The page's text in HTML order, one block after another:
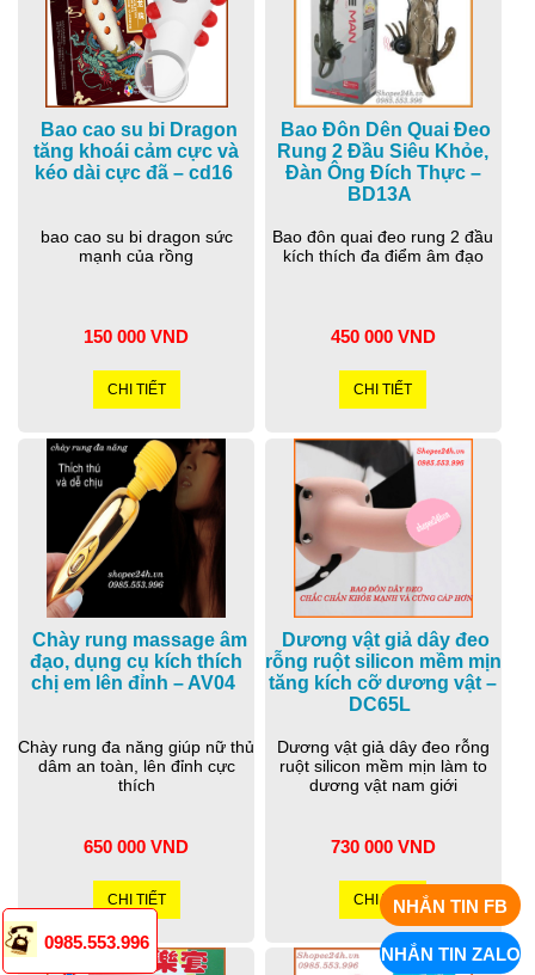
Bao cao su bi Dragon
tăng khoái cảm cực và
kéo dài cực đã – cd16
bao cao su bi dragon sức
mạnh của rồng
150 000 VND
CHI TIẾT
Bao Đôn Dên Quai Đeo
Rung 2 Đầu Siêu Khỏe,
Đàn Ông Đích Thực –
BD13A
Bao đôn quai đeo rung 2 đầu
kích thích đa điểm âm đạo
450 000 VND
CHI TIẾT
Chày rung massage âm
đạo, dụng cụ kích thích
chị em lên đỉnh – AV04
Chày rung đa năng giúp nữ thủ
dâm an toàn, lên đỉnh cực
thích
650 000 VND
CHI TIẾT
Dương vật giả dây đeo
rỗng ruột silicon mềm mịn
tăng kích cỡ dương vật –
DC65L
Dương vật giả dây đeo rỗng
ruột silicon mềm mịn làm to
dương vật nam giới
730 000 VND
CHI TIẾT
0985.553.996
NHẮN TIN FB
NHẮN TIN ZALO